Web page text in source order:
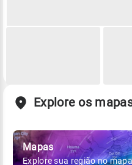
Explore os
Mapas
Explore sua região no mapa